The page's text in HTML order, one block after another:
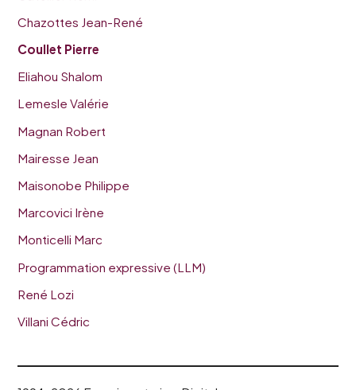
Chazottes Jean-René
Coullet Pierre
Eliahou Shalom
Lemesle Valérie
Magnan Robert
Mairesse Jean
Maisonobe Philippe
Marcovici Irène
Monticelli Marc
Programmation expressive (LLM)
René Lozi
Villani Cédric